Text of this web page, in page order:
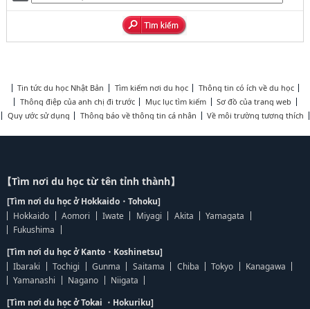
Tin tức du học Nhật Bản Tìm kiếm nơi du học
Thông tin có ích về du học
Thông điệp của anh chị đi trước
Mục lục tìm kiếm
Sơ đồ của trang web
Quy ước sử dụng
Thông báo về thông tin cá nhân Về môi trường tương thích
【Tìm nơi du học từ tên tỉnh thành】
[Tìm nơi du học ở Hokkaido・Tohoku]
Hokkaido
Aomori Iwate Miyagi Akita
Yamagata
Fukushima
[Tìm nơi du học ở Kanto・Koshinetsu]
Ibaraki
Tochigi Gunma Saitama Chiba Tokyo
Kanagawa
Yamanashi
Nagano
Niigata
[Tìm nơi du học ở Tokai ・Hokuriku]